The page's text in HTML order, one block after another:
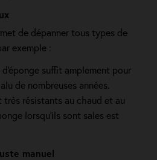
de dépanner tous types de
exemple :
suffit amplement pour
de nombreuses années.
très résistants au chaud et au
lorsqu'ils sont sales est
manuel